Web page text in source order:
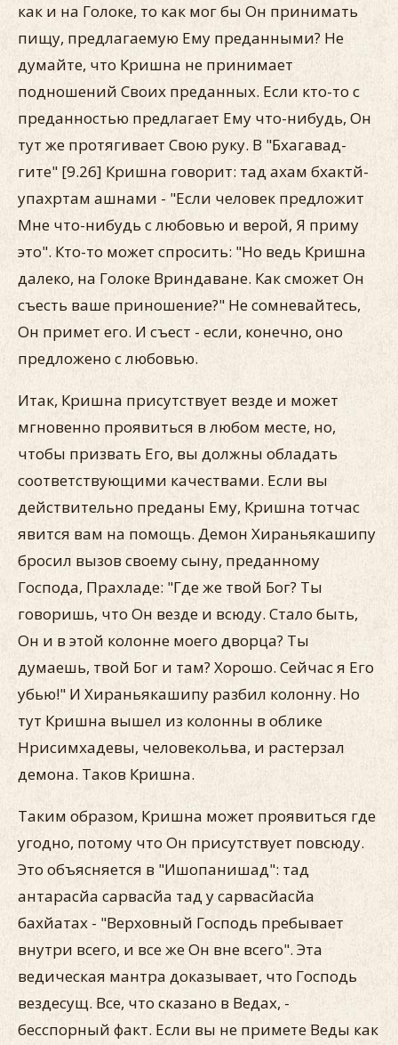
как и на Голоке, то как мог бы Он принимать
пищу, предлагаемую Ему преданными? Не
думайте, что Кришна не принимает
подношений Своих преданных. Если кто-то с
преданностью предлагает Ему что-нибудь, Он
тут же протягивает Свою руку. В "Бхагавад-
гите" [9.26] Кришна говорит: тад ахам бхактй-
упахртам ашнами - "Если человек предложит
Мне что-нибудь с любовью и верой, Я приму
это". Кто-то может спросить: "Но ведь Кришна
далеко, на Голоке Вриндаване. Как сможет Он
съесть ваше приношение?" Не сомневайтесь,
Он примет его. И съест - если, конечно, оно
предложено с любовью.
Итак, Кришна присутствует везде и может
мгновенно проявиться в любом месте, но,
чтобы призвать Его, вы должны обладать
соответствующими качествами. Если вы
действительно преданы Ему, Кришна тотчас
явится вам на помощь. Демон Хираньякашипу
бросил вызов своему сыну, преданному
Господа, Прахладе: "Где же твой Бог? Ты
говоришь, что Он везде и всюду. Стало быть,
Он и в этой колонне моего дворца? Ты
думаешь, твой Бог и там? Хорошо. Сейчас я Его
убью!" И Хираньякашипу разбил колонну. Но
тут Кришна вышел из колонны в облике
Нрисимхадевы, человекольва, и растерзал
демона. Таков Кришна.
Таким образом, Кришна может проявиться где
угодно, потому что Он присутствует повсюду.
Это объясняется в "Ишопанишад": тад
антарасйа сарвасйа тад у сарвасйасйа
бахйатах - "Верховный Господь пребывает
внутри всего, и все же Он вне всего". Эта
ведическая мантра доказывает, что Господь
вездесущ. Все, что сказано в Ведах, -
бесспорный факт. Если вы не примете Веды как